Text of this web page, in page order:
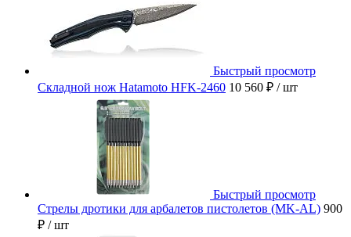
Быстрый просмотр
Складной нож Hatamoto HFK-2460 10 560 ₽ / шт
Быстрый просмотр
Стрелы дротики для арбалетов пистолетов (MK-AL) 900
₽ / шт